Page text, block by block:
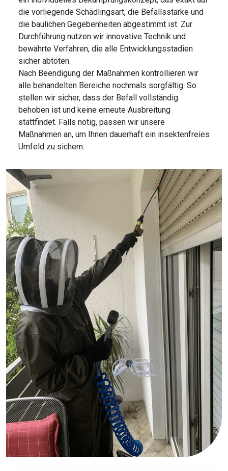
die vorliegende Schädlingsart, die Befallsstärke und
die baulichen Gegebenheiten abgestimmt ist. Zur
Durchführung nutzen wir innovative Technik und
bewährte Verfahren, die alle Entwicklungsstadien
sicher abtöten.
Nach Beendigung der Maßnahmen kontrollieren wir
alle behandelten Bereiche nochmals sorgfältig. So
stellen wir sicher, dass der Befall vollständig
behoben ist und keine erneute Ausbreitung
stattfindet. Falls nötig, passen wir unsere
Maßnahmen an, um Ihnen dauerhaft ein insektenfreies
Umfeld zu sichern.